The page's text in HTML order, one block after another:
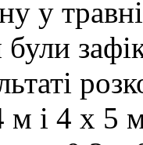
у
м і 4 х 5